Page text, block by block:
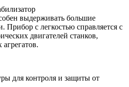
выдерживать большие
Прибор с легкостью справляется с
двигателей станков,
для контроля и защиты от